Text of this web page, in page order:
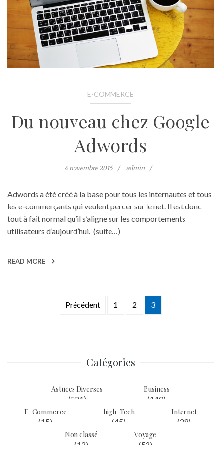
E-COMMERCE
Du nouveau chez Google
Adwords
4 novembre 2016 admin
Adwords a été créé à la base pour tous les internautes et tous
les e-commerçants qui veulent percer sur le net. Il est donc
tout à fait normal qu’il s’aligne sur les comportements
utilisateurs d’aujourd’hui. (suite…)
READ MORE
Précédent 1 2 3
Catégories
Astuces Diverses
(221)
Business
(140)
E-Commerce
(15)
high-Tech
(45)
Internet
(29)
Non classé
(12)
Voyage
(52)